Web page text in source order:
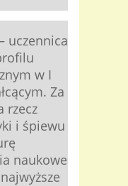
uczennica
w I
Za
rzecz
i śpiewu
naukowe